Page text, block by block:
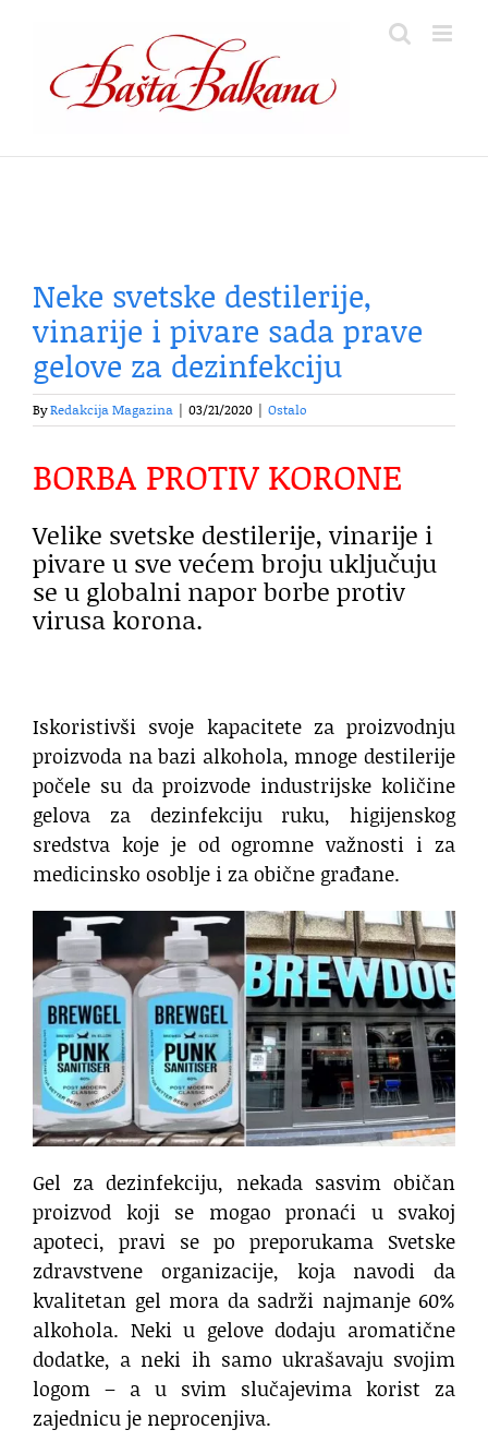
content
Neke svetske destilerije,
vinarije i pivare sada prave
gelove za dezinfekciju
ByRedakcija Magazina 03/21/2020 Ostalo
BORBA PROTIV KORONE
Velike svetske destilerije, vinarije i
pivare u sve većem broju uključuju
se u globalni napor borbe protiv
virusa korona.
Iskoristivši svoje kapacitete za proizvodnju
proizvoda na bazi alkohola, mnoge destilerije
počele su da proizvode industrijske količine
gelova za dezinfekciju ruku, higijenskog
sredstva koje je od ogromne važnosti i za
medicinsko osoblje i za obične građane.
Gel za dezinfekciju, nekada sasvim običan
proizvod koji se mogao pronaći u svakoj
apoteci, pravi se po preporukama Svetske
zdravstvene organizacije, koja navodi da
kvalitetan gel mora da sadrži najmanje 60%
alkohola. Neki u gelove dodaju aromatične
dodatke, a neki ih samo ukrašavaju svojim
logom – a u svim slučajevima korist za
zajednicu je neprocenjiva.